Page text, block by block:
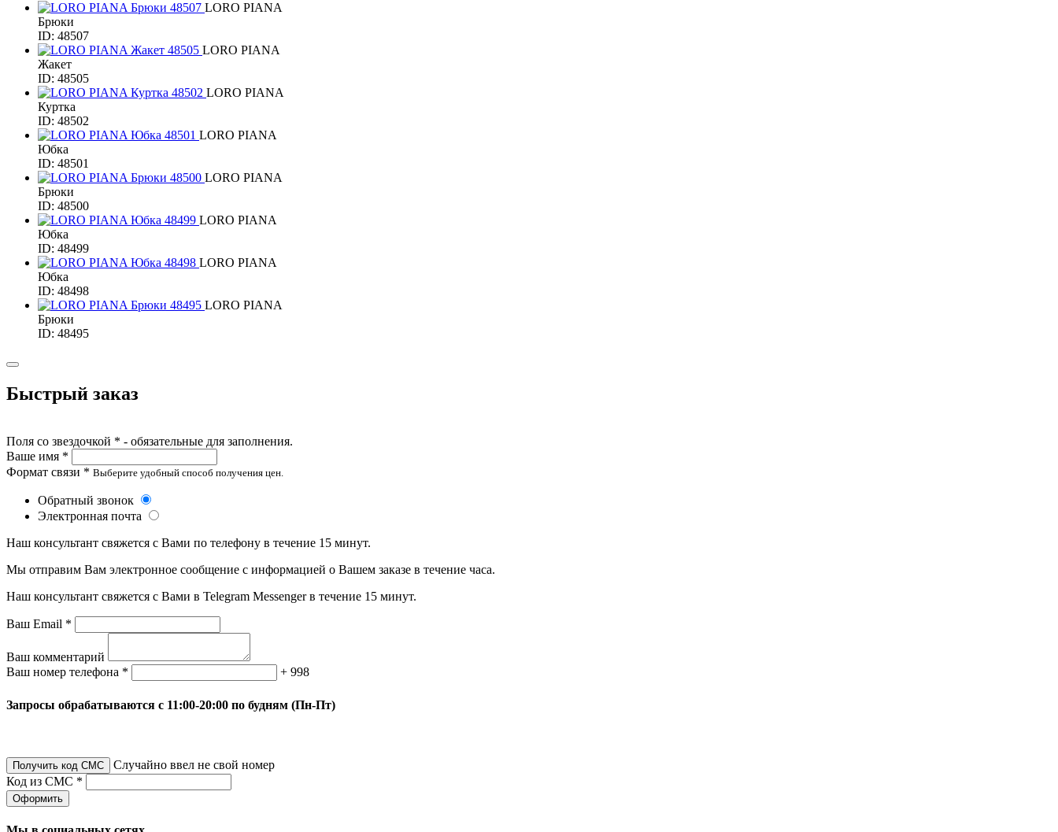
LORO PIANA
Брюки
ID: 48507
LORO PIANA
Жакет
ID: 48505
LORO PIANA
Куртка
ID: 48502
LORO PIANA
Юбка
ID: 48501
LORO PIANA
Брюки
ID: 48500
LORO PIANA
Юбка
ID: 48499
LORO PIANA
Юбка
ID: 48498
LORO PIANA
Брюки
ID: 48495
Быстрый заказ
Поля со звездочкой * - обязательные для заполнения.
Ваше имя *
Формат связи * Выберите удобный способ получения цен.
Обратный звонок
Электронная почта
Наш консультант свяжется с Вами по телефону в течение 15 минут.
Мы отправим Вам электронное сообщение с информацией о Вашем заказе в течение часа.
Наш консультант свяжется с Вами в Telegram Messenger в течение 15 минут.
Ваш Email *
Ваш комментарий
Ваш номер телефона *
+ 998
Запросы обрабатываются с 11:00-20:00 по будням (Пн-Пт)
Получить код СМС
Случайно ввел не свой номер
Код из СМС *
Оформить